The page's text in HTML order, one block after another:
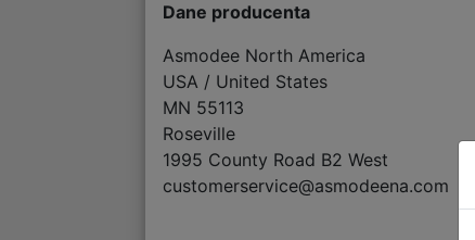
Dane producenta
Asmodee North America
USA / United States
MN 55113
Roseville
1995 County Road B2 West
customerservice@asmodeena.com